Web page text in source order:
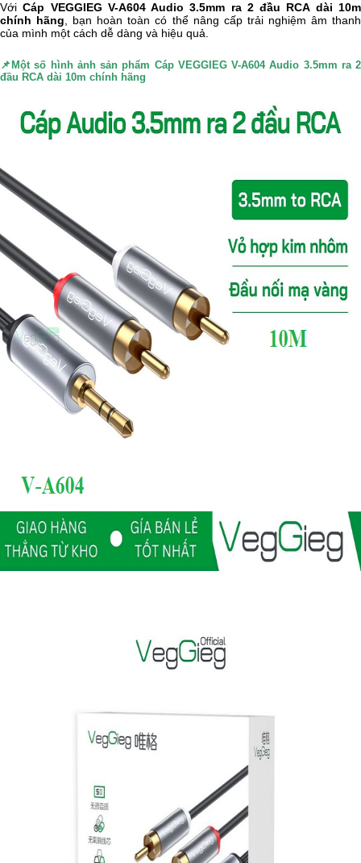
VớiCáp VEGGIEG V-A604 Audio 3.5mm ra 2 đầu RCA dài 10m
chính hãng , bạn hoàn toàn có thể nâng cấp trải nghiệm âm thanh
của mình một cách dễ dàng và hiệu quả.
📌Một số hình ảnh sản phẩm Cáp VEGGIEG V-A604 Audio 3.5mm ra 2
đầu RCA dài 10m chính hãng